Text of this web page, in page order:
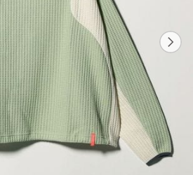
3
BLACK
1 14